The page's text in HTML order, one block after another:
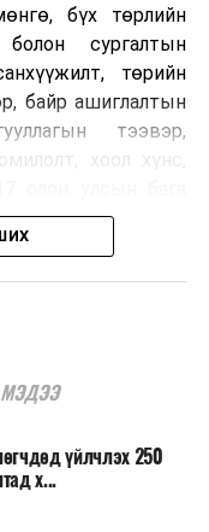
бүх төрлийн
сургалтын
төрийн
байр ашиглалтын
тээвэр,
орон нутгийн нөөц
үргэлжлүүлэхээр
болсон байна.
зөвлөгөөн, ой,
соёлын арга
МЭДЭЭ
үйлчлэх 250
х...